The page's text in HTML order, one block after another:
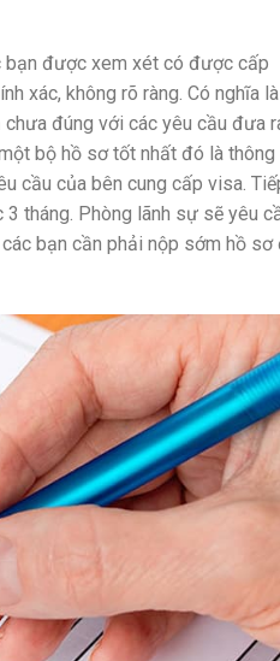
bạn được xem xét có được cấp
xác, không rõ ràng. Có nghĩa là
đúng với các yêu cầu đưa
bộ hồ sơ tốt nhất đó là thông
cầu của bên cung cấp visa.
tháng. Phòng lãnh sự sẽ yêu
bạn cần phải nộp sớm hồ sơ